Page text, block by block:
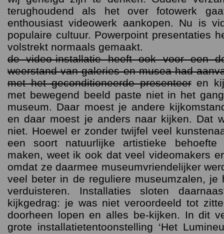
terughoudend als het over fotowerk
enthousiast videowerk aankopen. Nu is
populaire cultuur. Powerpoint presentaties
volstrekt normaals gemaakt.
de video-installatie heeft ook voor een
weerstand van galeries en musea had
met het geconditioneerde presenteeren
met bewegend beeld paste niet in het
museum. Daar moest je andere
en daar moest je anders naar kijken. Dat
niet. Hoewel er zonder twijfel veel
een soort natuurlijke artistieke
maken, weet ik ook dat veel videomakers
omdat ze daarmee museumvriendelijker
veel beter in de reguliere museumzalen, je
verduisteren. Installaties sloten
kijkgedrag: je was niet veroordeeld tot
doorheen lopen en alles be-kijken. In dit
grote installatietentoonstelling ‘Het